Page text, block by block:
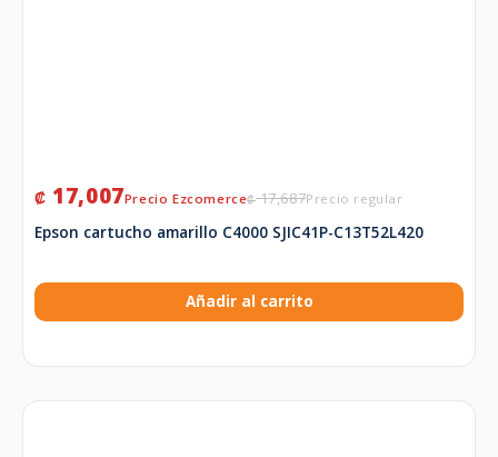
₡17,687
₡ 17,007
Epson cartucho amarillo C4000 SJIC41P-C13T52L420
Añadir al carrito